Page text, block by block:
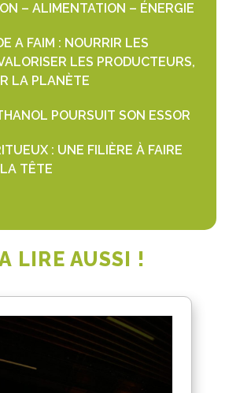
– ALIMENTATION – ÉNERGIE
A FAIM : NOURRIR LES
LES PRODUCTEURS,
LA PLANÈTE
POURSUIT SON ESSOR
: UNE FILIÈRE À FAIRE
TÊTE
LIRE AUSSI !